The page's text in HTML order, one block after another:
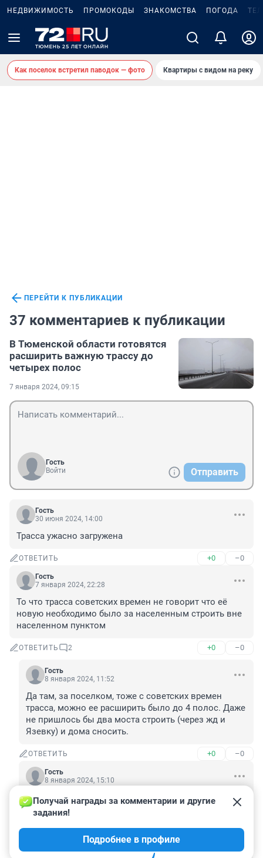
НЕДВИЖИМОСТЬ ПРОМОКОДЫ ЗНАКОМСТВА ПОГОДА
Как поселок встретил паводок — фото Квартиры с видом на реку
ПЕРЕЙТИ К ПУБЛИКАЦИИ
37 комментариев к публикации
В Тюменской области готовятся
расширить важную трассу до
четырех полос
7 января 2024, 09:15
Гость
Войти
Отправить
Гость
30 июня 2024, 14:00
Трасса ужасно загружена
ОТВЕТИТЬ +0 –0
Гость
7 января 2024, 22:28
То что трасса советских времен не говорит что её
новую необходимо было за населенным строить вне
населенном пунктом
ОТВЕТИТЬ 2 +0 –0
Гость
8 января 2024, 11:52
Да там, за поселком, тоже с советских времен
трасса, можно ее расширить было до 4 полос. Даже
не пришлось бы два моста строить (через жд и
Язевку) и дома сносить.
ОТВЕТИТЬ +0 –0
Гость
8 января 2024, 15:10
Гость8 января 2024, 11:52
Получай награды за комментарии и другие
задания!
Подробнее в профиле